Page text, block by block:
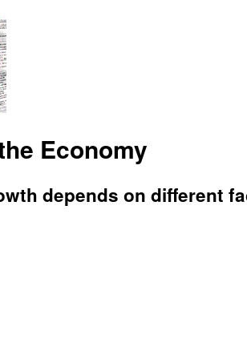
Economy
depends on different